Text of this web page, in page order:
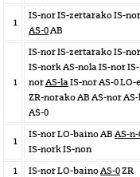
1
IS-nor IS-zertarako IS-nor
AS-0AB
1
IS-nor IS-zertarako IS-nor
IS-nork AS-nola IS-nor IS-
norAS-laIS-nor AS-0 LO-
ZR-norako AB AS-nor
AS-0
1
IS-nor LO-baino AB AS-n-
IS-nork IS-non
1
IS-nor LO-bainoAS-0ZR